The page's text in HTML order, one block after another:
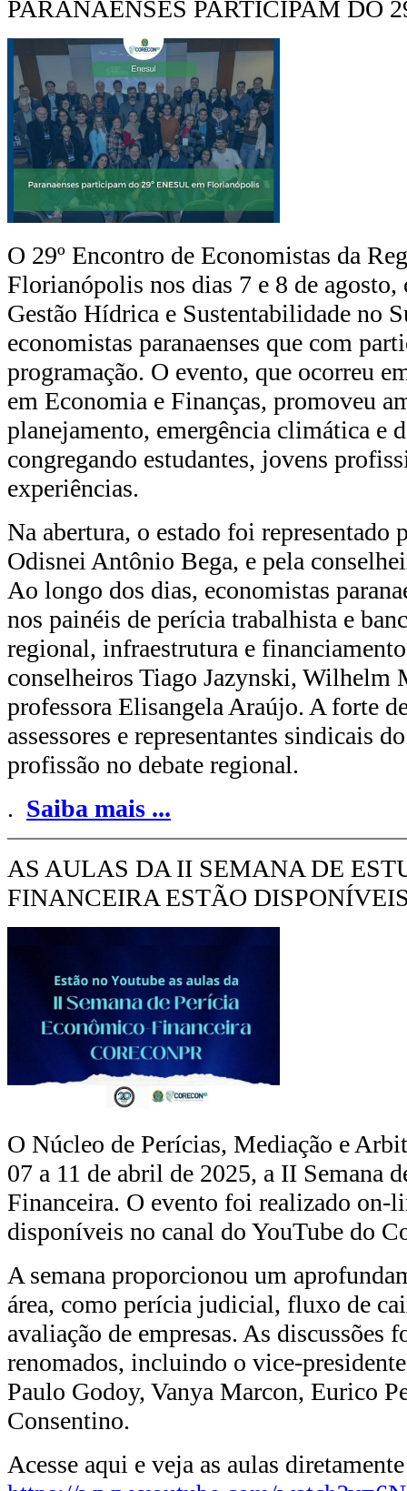
PARANAENSES PARTICIPAM DO
O 29º Encontro de Economistas da
Florianópolis nos dias 7 e 8 de
Gestão Hídrica e Sustentabilidade no
economistas paranaenses que com
programação. O evento, que ocorreu
em Economia e Finanças, promoveu
planejamento, emergência climática e
congregando estudantes, jovens
experiências.
Na abertura, o estado foi representado
Odisnei Antônio Bega, e pela
Ao longo dos dias, economistas
nos painéis de perícia trabalhista e
regional, infraestrutura e
conselheiros Tiago Jazynski, Wilhelm
professora Elisangela Araújo. A forte
assessores e representantes sindicais
profissão no debate regional.
. Saiba mais ...
AS AULAS DA II SEMANA DE
FINANCEIRA ESTÃO
O Núcleo de Perícias, Mediação e
07 a 11 de abril de 2025, a II Semana
Financeira. O evento foi realizado on-
disponíveis no canal do YouTube do
A semana proporcionou um
área, como perícia judicial, fluxo de
avaliação de empresas. As discussões
renomados, incluindo o vice-
Paulo Godoy, Vanya Marcon, Eurico
Consentino.
Acesse aqui e veja as aulas